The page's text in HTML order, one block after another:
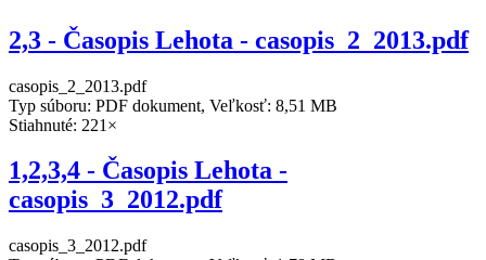
2,3 - Časopis Lehota - casopis_2_2013.pdf
casopis_2_2013.pdf
Typ súboru: PDF dokument, Veľkosť: 8,51 MB
Stiahnuté: 221×
1,2,3,4 - Časopis Lehota -
casopis_3_2012.pdf
casopis_3_2012.pdf